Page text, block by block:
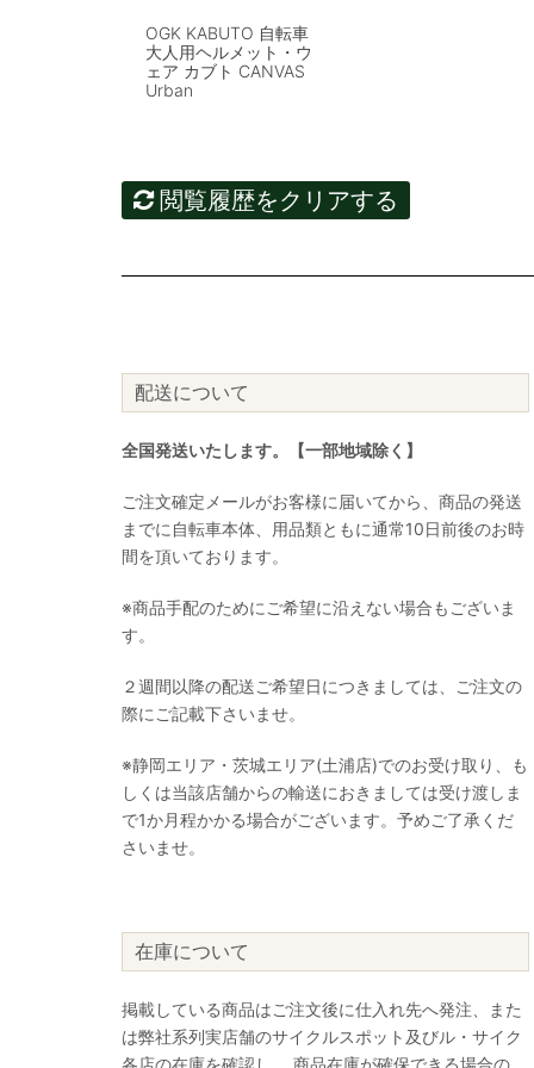
OGK KABUTO 自転車
大人用ヘルメット・ウ
ェア カブト CANVAS
Urban
閲覧履歴をクリアする
配送について
全国発送いたします。【一部地域除く】
ご注文確定メールがお客様に届いてから、商品の発送
までに自転車本体、用品類ともに通常10日前後のお時
間を頂いております。
※商品手配のためにご希望に沿えない場合もございま
す。
２週間以降の配送ご希望日につきましては、ご注文の
際にご記載下さいませ。
※静岡エリア・茨城エリア(土浦店)でのお受け取り、も
しくは当該店舗からの輸送におきましては受け渡しま
で1か月程かかる場合がございます。予めご了承くだ
さいませ。
在庫について
掲載している商品はご注文後に仕入れ先へ発注、また
は弊社系列実店舗のサイクルスポット及びル・サイク